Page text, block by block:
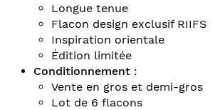
Longue tenue
Flacon design exclusif RIIFS
Inspiration orientale
Édition limitée
Conditionnement :
Vente en gros et demi-gros
Lot de 6 flacons